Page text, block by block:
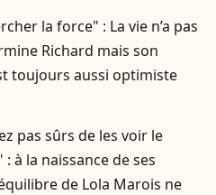
la force" : La vie n’a pas
Richard mais son
toujours aussi optimiste
pas sûrs de les voir le
à la naissance de ses
de Lola Marois ne